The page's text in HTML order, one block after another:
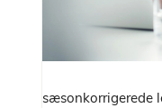
STAR’s